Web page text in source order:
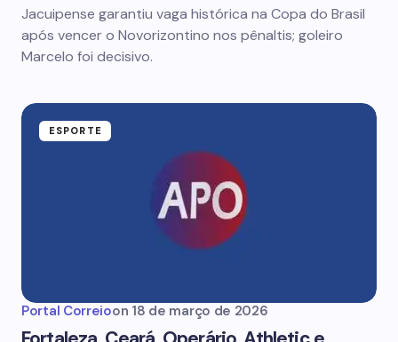
Jacuipense garantiu vaga histórica na Copa do Brasil
após vencer o Novorizontino nos pênaltis; goleiro
Marcelo foi decisivo.
ESPORTE
Portal Correioon 18 de março de 2026